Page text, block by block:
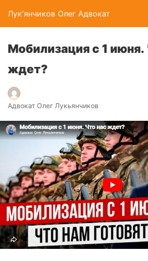
Лук'янчиков Олег Адвокат
Мобилизация с 1 июня.
ждет?
Адвокат Олег Лукьянчиков